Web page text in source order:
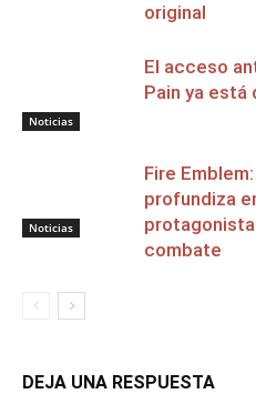
original
Noticias
El acceso
Pain ya está
Noticias
Fire
profundiza
combate
DEJA UNA RESPUESTA